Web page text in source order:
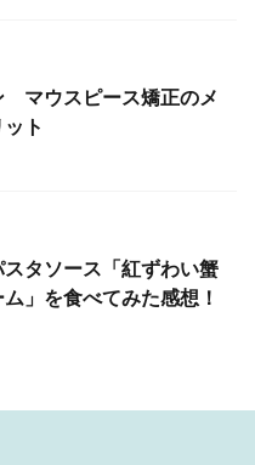
マウスピース矯正のメ
ト
スタソース「紅ずわい蟹
」を食べてみた感想！